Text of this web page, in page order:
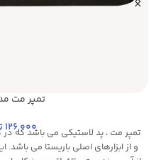
تمپر مت مدل
126,000
تمپر مت ، پد لاستیکی می باشد که
و از ابزارهای اصلی باریستا می